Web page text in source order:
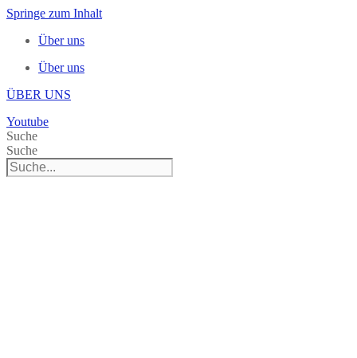
Springe zum Inhalt
Über uns
Über uns
ÜBER UNS
Youtube
Suche
Suche